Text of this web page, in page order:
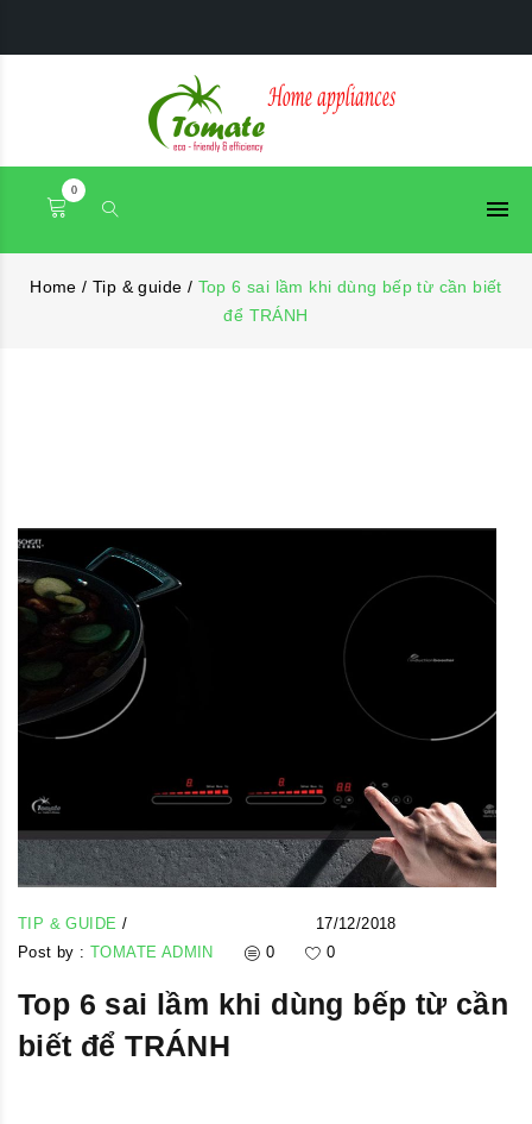
0
Home/ Tip & guide / Top 6 sai lầm khi dùng bếp từ cần biết
để TRÁNH
TIP & GUIDE /
17/12/2018
Post by :TOMATE ADMIN 0 0
Top 6 sai lầm khi dùng bếp từ cần
biết để TRÁNH